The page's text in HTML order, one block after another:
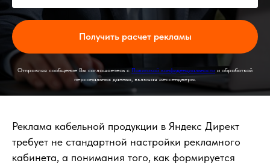
Получить расчет рекламы
Отправляя сообщение Вы соглашаетесь сПолитикой конфиденциальности и обработкой
персональных данных, включая мессенджеры.
Реклама кабельной продукции в Яндекс Директ
требует не стандартной настройки рекламного
кабинета, а понимания того, как формируется